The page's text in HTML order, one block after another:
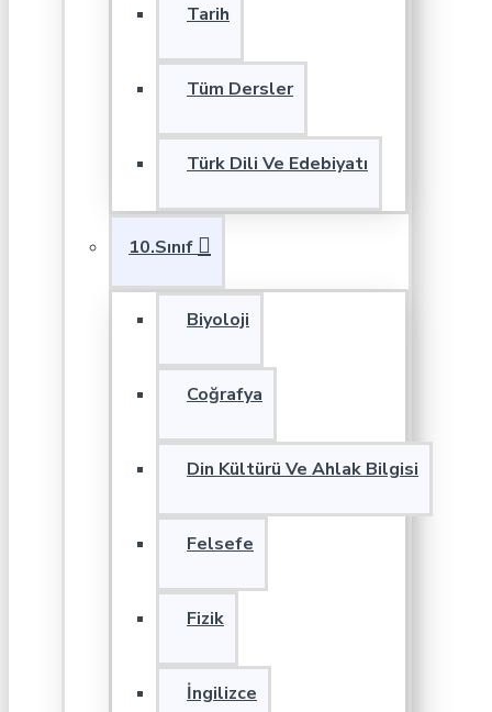
Tarih
Tüm Dersler
Türk Dili Ve Edebiyatı
10.Sınıf
Biyoloji
Coğrafya
Din Kültürü Ve Ahlak Bilgisi
Felsefe
Fizik
İngilizce